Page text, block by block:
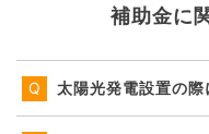
補助金に
太陽光発電設置の際